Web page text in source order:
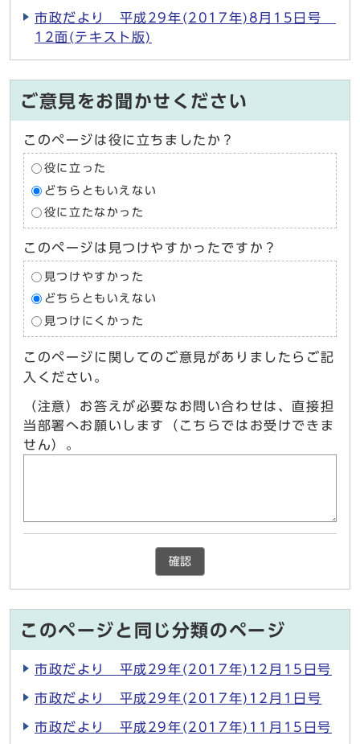
市政だより 平成29年(2017年)8月15日号
12面(テキスト版)
ご意見をお聞かせください
このページは役に立ちましたか？
役に立った
どちらともいえない
役に立たなかった
このページは見つけやすかったですか？
見つけやすかった
どちらともいえない
見つけにくかった
このページに関してのご意見がありましたらご記
入ください。
（注意）お答えが必要なお問い合わせは、直接担
当部署へお願いします（こちらではお受けできま
せん）。
確認
このページと同じ分類のページ
市政だより 平成29年(2017年)12月15日号
市政だより 平成29年(2017年)12月1日号
市政だより 平成29年(2017年)11月15日号